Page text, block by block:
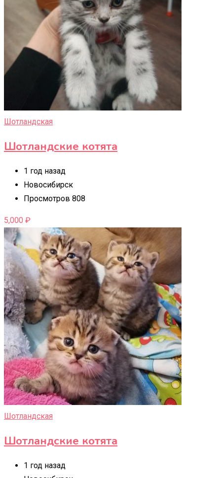
Шотландская
Шотландские котята
1 год назад
Новосибирск
Просмотров 808
5,000 ₽
Шотландская
Шотландские котята
1 год назад